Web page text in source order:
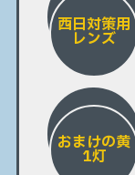
西日対策用
レンズ
おまけの黄
1灯